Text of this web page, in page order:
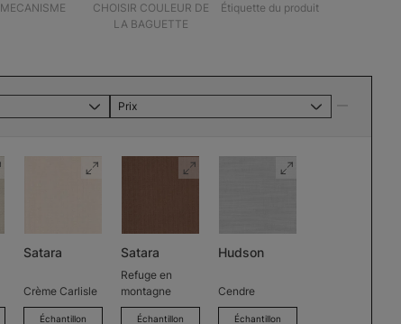
MECANISME
CHOISIR COULEUR DE
LA BAGUETTE
Étiquette du produit
Prix
Satara
Crème Carlisle
Échantillon
Satara
Refuge en
montagne
Échantillon
Hudson
Cendre
Échantillon